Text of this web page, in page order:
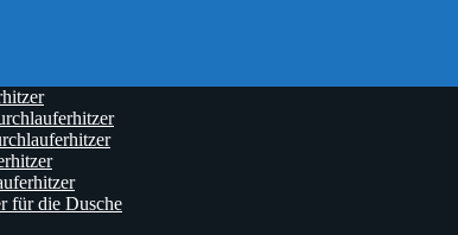
für die Dusche